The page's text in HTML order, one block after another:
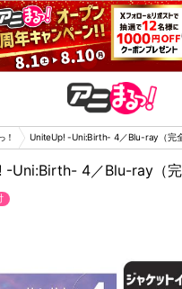
！ UniteUp! -Uni:Birth- 4／Blu-ray（完全
Uni:Birth- 4／Blu-ray（完